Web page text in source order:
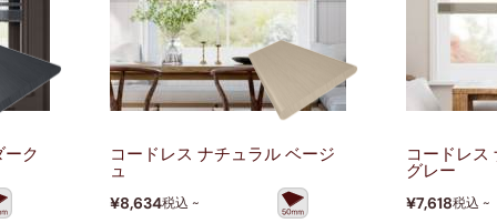
ク コードレス ナチュラル ベージ
ュ
¥8,634税込 ~
コードレス
グレー
¥7,618税込 ~